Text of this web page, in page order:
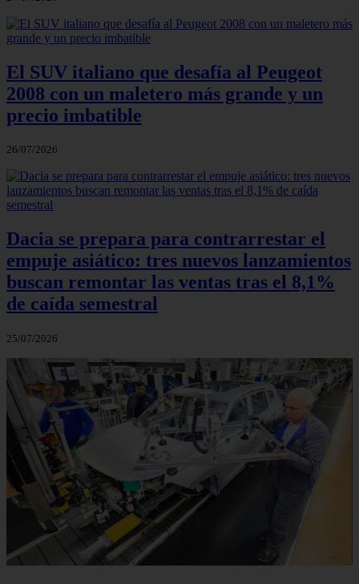
El SUV italiano que desafía al Peugeot
2008 con un maletero más grande y un
precio imbatible
26/07/2026
Dacia se prepara para contrarrestar el
empuje asiático: tres nuevos lanzamientos
buscan remontar las ventas tras el 8,1%
de caída semestral
25/07/2026